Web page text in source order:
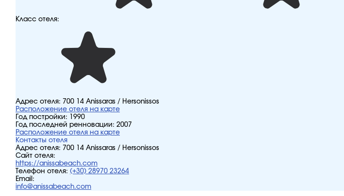
Класс отеля:
Адрес отеля: 700 14 Anissaras / Hersonissos
Расположение отеля на карте
Год постройки:
1990
Год последней ренновации: 2007
Расположение отеля на карте
Контакты отеля
Адрес отеля: 700 14 Anissaras / Hersonissos
Сайт отеля:
https://anissabeach.com
Телефон отеля: (+30) 28970 23264
Email:
info@anissabeach.com